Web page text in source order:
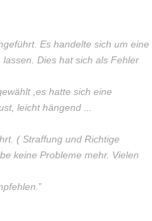
Es handelte sich um eine
Dies hat sich als Fehler
,es hatte sich eine
leicht hängend ...
( Straffung und Richtige
keine Probleme mehr. Vielen
”